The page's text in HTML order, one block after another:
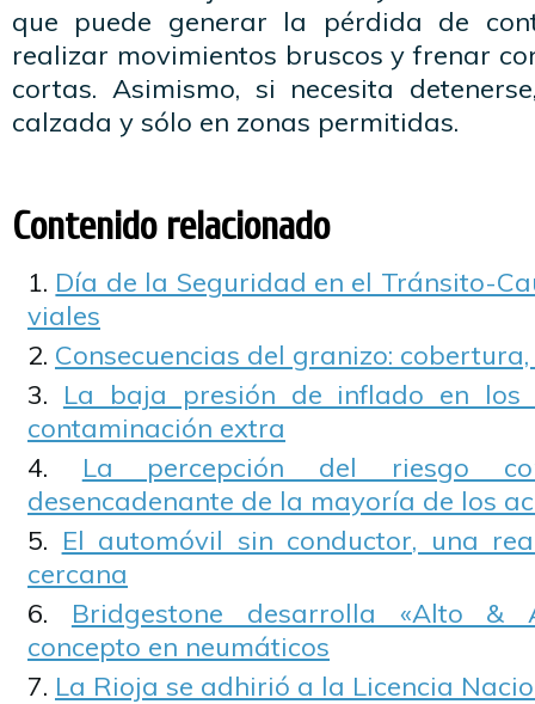
que puede generar la pérdida de
realizar movimientos bruscos y frenar
cortas. Asimismo, si necesita
calzada y sólo en zonas permitidas.
Contenido relacionado
Día de la Seguridad en el Tránsito-
viales
Consecuencias del granizo:
La baja presión de inflado en los
contaminación extra
La percepción del riesgo
desencadenante de la mayoría de los
El automóvil sin conductor, una
cercana
Bridgestone desarrolla «Alto &
concepto en neumáticos
La Rioja se adhirió a la Licencia